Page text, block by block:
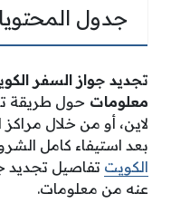
جدول
تجديد جواز السفر
معلومات حول طريقة
لاين، أو من خلال مراكز
بعد استيفاء كامل
الكويت تفاصيل تجديد
عنه من معلومات.